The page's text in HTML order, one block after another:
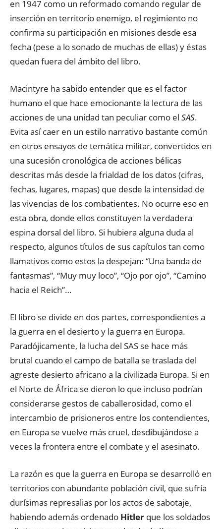
en 1947 como un reformado comando regular de
inserción en territorio enemigo, el regimiento no
confirma su participación en misiones desde esa
fecha (pese a lo sonado de muchas de ellas) y éstas
quedan fuera del ámbito del libro.
Macintyre ha sabido entender que es el factor
humano el que hace emocionante la lectura de las
acciones de una unidad tan peculiar como el SAS.
Evita así caer en un estilo narrativo bastante común
en otros ensayos de temática militar, convertidos en
una sucesión cronológica de acciones bélicas
descritas más desde la frialdad de los datos (cifras,
fechas, lugares, mapas) que desde la intensidad de
las vivencias de los combatientes. No ocurre eso en
esta obra, donde ellos constituyen la verdadera
espina dorsal del libro. Si hubiera alguna duda al
respecto, algunos títulos de sus capítulos tan como
llamativos como estos la despejan: “Una banda de
fantasmas”, “Muy muy loco”, “Ojo por ojo”, “Camino
hacia el Reich”…
El libro se divide en dos partes, correspondientes a
la guerra en el desierto y la guerra en Europa.
Paradójicamente, la lucha del SAS se hace más
brutal cuando el campo de batalla se traslada del
agreste desierto africano a la civilizada Europa. Si en
el Norte de África se dieron lo que incluso podrían
considerarse gestos de caballerosidad, como el
intercambio de prisioneros entre los contendientes,
en Europa se vuelve más cruel, desdibujándose a
veces la frontera entre el combate y el asesinato.
La razón es que la guerra en Europa se desarrolló en
territorios con abundante población civil, que sufría
durísimas represalias por los actos de sabotaje,
habiendo además ordenado Hitler que los soldados